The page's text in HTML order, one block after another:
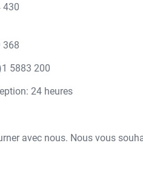
430
368
5883 200
24 heures
avec nous. Nous vous